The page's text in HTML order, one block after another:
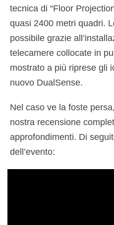
tecnica di “Floor
quasi 2400 metri quadri.
possibile grazie
telecamere collocate in
mostrato a più riprese gli
nuovo DualSense.
Nel caso ve la foste
nostra recensione
approfondimenti. Di
dell’evento: